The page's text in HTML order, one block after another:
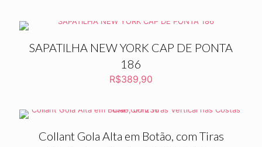
SAPATILHA NEW YORK CAP DE PONTA
186
R$389,90
Collant Gola Alta em Botão, com Tiras